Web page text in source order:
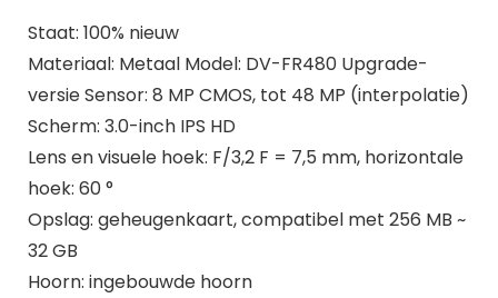
Staat: 100% nieuw
Materiaal: Metaal Model: DV-FR480 Upgrade-
versie Sensor: 8 MP CMOS, tot 48 MP (interpolatie)
Scherm: 3.0-inch IPS HD
Lens en visuele hoek: F/3,2 F = 7,5 mm, horizontale
hoek: 60 °
Opslag: geheugenkaart, compatibel met 256 MB ~
32 GB
Hoorn: ingebouwde hoorn